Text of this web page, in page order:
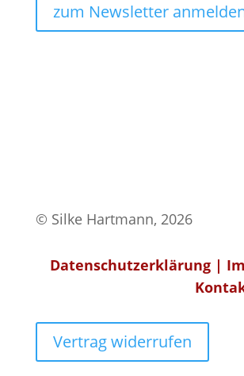
zum Newsletter
© Silke Hartmann, 2026
Datenschutzerklärung |
Vertrag widerrufen